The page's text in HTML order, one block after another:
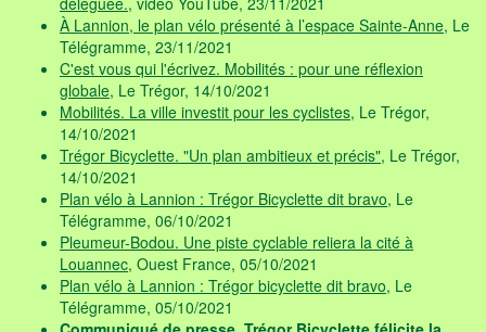
À Lannion, le plan vélo présenté à l’espace Sainte-Anne, Le
Télégramme, 23/11/2021
C'est vous qui l'écrivez. Mobilités : pour une réflexion
globale, Le Trégor, 14/10/2021
Mobilités. La ville investit pour les cyclistes, Le Trégor,
14/10/2021
Trégor Bicyclette. "Un plan ambitieux et précis", Le Trégor,
14/10/2021
Plan vélo à Lannion : Trégor Bicyclette dit bravo, Le
Télégramme, 06/10/2021
Pleumeur-Bodou. Une piste cyclable reliera la cité à
Louannec, Ouest France, 05/10/2021
Plan vélo à Lannion : Trégor bicyclette dit bravo, Le
Télégramme, 05/10/2021